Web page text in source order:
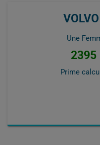
Une
2395
Prime